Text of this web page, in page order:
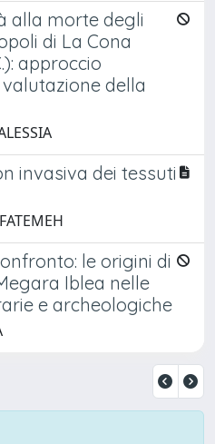
alla morte degli
di La Cona
approccio
della
invasiva dei tessuti
le origini di
Iblea nelle
e archeologiche